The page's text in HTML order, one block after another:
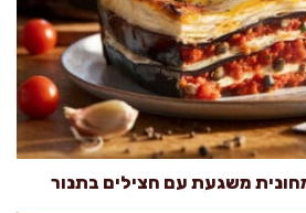
משגעת עם חצילים בתנור